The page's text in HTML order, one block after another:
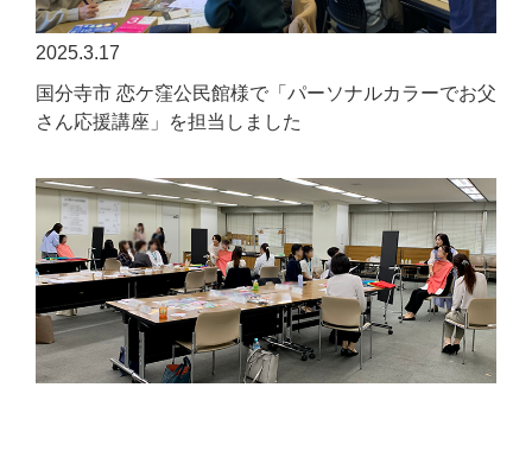
2025.3.17
国分寺市 恋ケ窪公民館様で「パーソナルカラーでお父
さん応援講座」を担当しました